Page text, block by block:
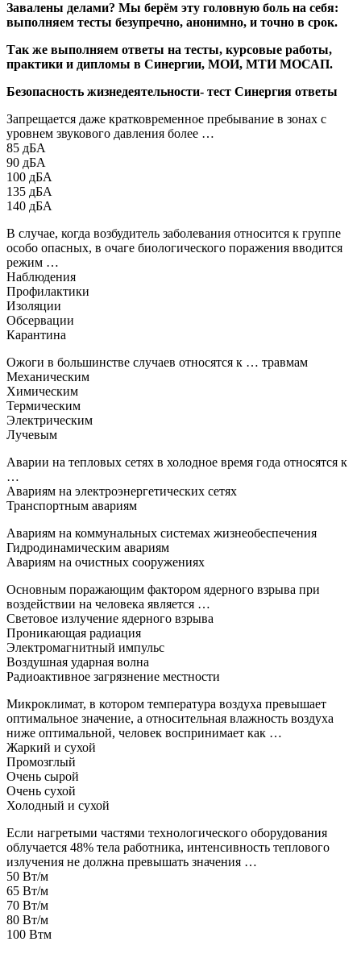
Завалены делами? Мы берём эту головную боль на себя:
выполняем тесты безупречно, анонимно, и точно в срок.
Так же выполняем ответы на тесты, курсовые работы,
практики и дипломы в Синергии, МОИ, МТИ МОСАП.
Безопасность жизнедеятельности- тест Синергия ответы
Запрещается даже кратковременное пребывание в зонах с
уровнем звукового давления более …
85 дБА
90 дБА
100 дБА
135 дБА
140 дБА
В случае, когда возбудитель заболевания относится к группе
особо опасных, в очаге биологического поражения вводится
режим …
Наблюдения
Профилактики
Изоляции
Обсервации
Карантина
Ожоги в большинстве случаев относятся к … травмам
Механическим
Химическим
Термическим
Электрическим
Лучевым
Аварии на тепловых сетях в холодное время года относятся к
…
Авариям на электроэнергетических сетях
Транспортным авариям
Авариям на коммунальных системах жизнеобеспечения
Гидродинамическим авариям
Авариям на очистных сооружениях
Основным поражающим фактором ядерного взрыва при
воздействии на человека является …
Световое излучение ядерного взрыва
Проникающая радиация
Электромагнитный импульс
Воздушная ударная волна
Радиоактивное загрязнение местности
Микроклимат, в котором температура воздуха превышает
оптимальное значение, а относительная влажность воздуха
ниже оптимальной, человек воспринимает как …
Жаркий и сухой
Промозглый
Очень сырой
Очень сухой
Холодный и сухой
Если нагретыми частями технологического оборудования
облучается 48% тела работника, интенсивность теплового
излучения не должна превышать значения …
50 Вт/м
65 Вт/м
70 Вт/м
80 Вт/м
100 Втм